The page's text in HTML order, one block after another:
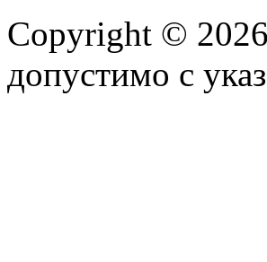
Copyright © 2026
допустимо с